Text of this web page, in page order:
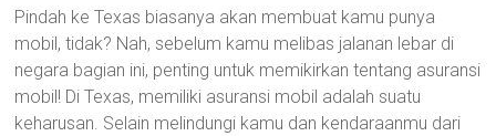
Pindah ke Texas biasanya akan membuat kamu punya
mobil, tidak? Nah, sebelum kamu melibas jalanan lebar di
negara bagian ini, penting untuk memikirkan tentang asuransi
mobil! Di Texas, memiliki asuransi mobil adalah suatu
keharusan. Selain melindungi kamu dan kendaraanmu dari